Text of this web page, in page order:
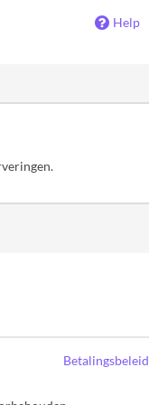
Help
Betalingsbeleid